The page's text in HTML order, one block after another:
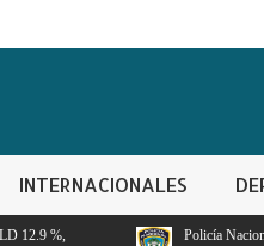
INTERNACIONALES
Policía Nacional apresa segundo implicado